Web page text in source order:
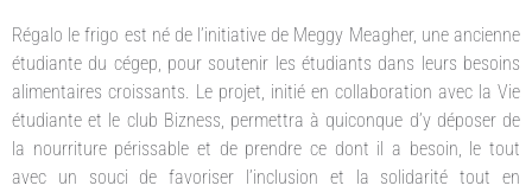
Régalo le frigo est né de l’initiative de Meggy Meagher, une ancienne
étudiante du cégep, pour soutenir les étudiants dans leurs besoins
alimentaires croissants. Le projet, initié en collaboration avec la Vie
étudiante et le club Bizness, permettra à quiconque d’y déposer de
la nourriture périssable et de prendre ce dont il a besoin, le tout
avec un souci de favoriser l’inclusion et la solidarité tout en